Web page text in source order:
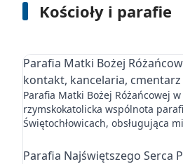
Kościoły i parafie
Parafia Matki Bożej
kontakt, kancelaria, cmentarz
Parafia Matki Bożej Różańcowej
rzymskokatolicka wspólnota
Świętochłowicach, obsługująca
Parafia Najświętszego Serca